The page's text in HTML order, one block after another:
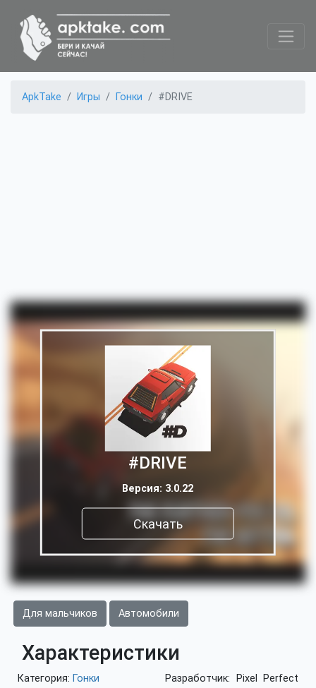
ApkTake Игры Гонки #DRIVE
#DRIVE
Версия: 3.0.22
Скачать
Для мальчиков Автомобили
Характеристики
Категория: Гонки
Разработчик: Pixel Perfect